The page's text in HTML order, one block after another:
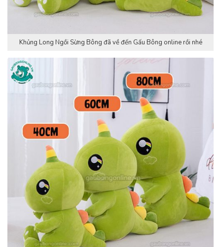
Khủng Long Ngồi Sừng Bông đã về đến Gấu Bông online rồi nhé